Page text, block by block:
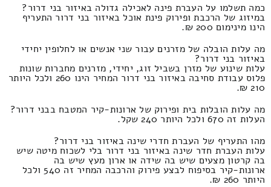
כמה תשלמו על העברת פינה לאכילה גדולה באיזור בני דרור?
במיזוג של הרכבת ופירוק פינת אוכל באיזור בני דרור התעריף
הינו מינימום 200 ₪.
מה עלות הובלה של מזרנים עבור שני אנשים או לחלופין יחידי
באיזור בני דרור?
עלות שינוע של מזרן בשביל זוג, יחידי, מזרנים מחברות שונות
פלוס עבודת סחיבה באיזור בני דרור המחיר הינו 260 ולכל היותר
210 ₪.
מה עלות הובלות בית ופירוק של ארונות-קיר המטבח בבני דרור?
העלות זה 670 ולכל היותר 240 שקל.
מהו התעריף של העברת חדרי שינה באיזור בני דרור?
עלות העברת חדר שינה באיזור בני דרור בלי לשכוח מיטה שיש
בה קרטון מצעים שיש בה שידה או ארון מעץ שיש בה
ארונות-קיר בסיפוח לבצע פירוק והרכבה המחיר זה 540 ולכל
היותר 260 ₪.